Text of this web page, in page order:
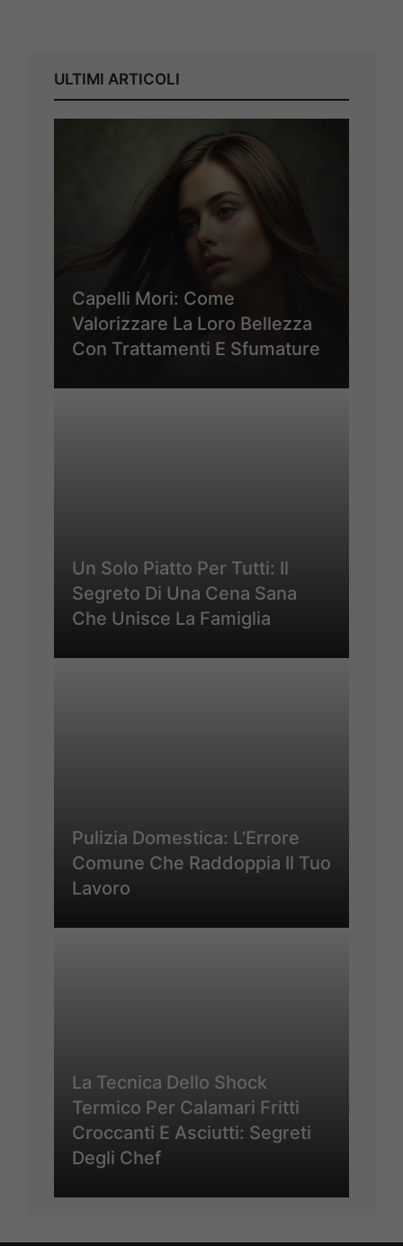
ULTIMI ARTICOLI
Capelli Mori: Come
Valorizzare La Loro Bellezza
Con Trattamenti E Sfumature
Un Solo Piatto Per Tutti: Il
Segreto Di Una Cena Sana
Che Unisce La Famiglia
Pulizia Domestica: L’Errore
Comune Che Raddoppia Il Tuo
Lavoro
La Tecnica Dello Shock
Termico Per Calamari Fritti
Croccanti E Asciutti: Segreti
Degli Chef